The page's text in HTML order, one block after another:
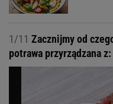
1/11 Zacznijmy od
potrawa przyrządzana z: